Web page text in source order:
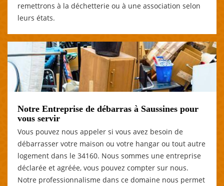
remettrons à la déchetterie ou à une association selon
leurs états.
Notre Entreprise de débarras à Saussines pour
vous servir
Vous pouvez nous appeler si vous avez besoin de
débarrasser votre maison ou votre hangar ou tout autre
logement dans le 34160. Nous sommes une entreprise
déclarée et agréée, vous pouvez compter sur nous.
Notre professionnalisme dans ce domaine nous permet